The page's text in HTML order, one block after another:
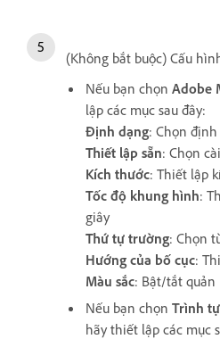
(Không bắt buộc) Cấu
Nếu bạn chọn Adobe
lập các mục sau đây:
Định dạng: Chọn
Thiết lập sẵn: Chọn
Kích thước: Thiết lập
Tốc độ khung hình:
giây
Thứ tự trường: Chọn
Hướng của bố cục:
Màu sắc: Bật/tắt quản
Nếu bạn chọn Trình
hãy thiết lập các mục